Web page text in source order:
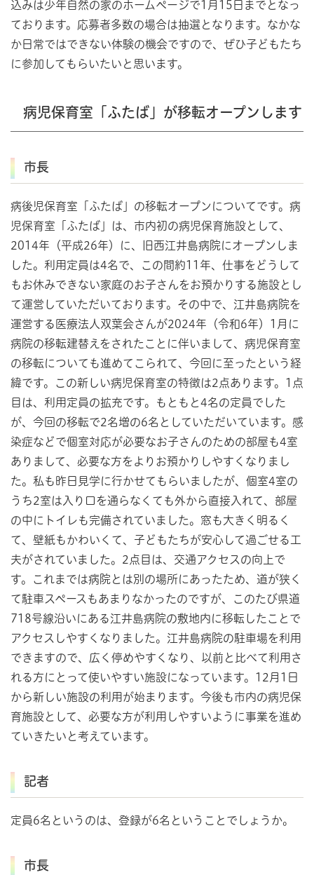
込みは少年自然の家のホームページで1月15日までとなっ
ております。応募者多数の場合は抽選となります。なかな
か日常ではできない体験の機会ですので、ぜひ子どもたち
に参加してもらいたいと思います。
病児保育室「ふたば」が移転オープンします
市長
病後児保育室「ふたば」の移転オープンについてです。病
児保育室「ふたば」は、市内初の病児保育施設として、
2014年（平成26年）に、旧西江井島病院にオープンしま
した。利用定員は4名で、この間約11年、仕事をどうして
もお休みできない家庭のお子さんをお預かりする施設とし
て運営していただいております。その中で、江井島病院を
運営する医療法人双葉会さんが2024年（令和6年）1月に
病院の移転建替えをされたことに伴いまして、病児保育室
の移転についても進めてこられて、今回に至ったという経
緯です。この新しい病児保育室の特徴は2点あります。1点
目は、利用定員の拡充です。もともと4名の定員でした
が、今回の移転で2名増の6名としていただいています。感
染症などで個室対応が必要なお子さんのための部屋も4室
ありまして、必要な方をよりお預かりしやすくなりまし
た。私も昨日見学に行かせてもらいましたが、個室4室の
うち2室は入り口を通らなくても外から直接入れて、部屋
の中にトイレも完備されていました。窓も大きく明るく
て、壁紙もかわいくて、子どもたちが安心して過ごせる工
夫がされていました。2点目は、交通アクセスの向上で
す。これまでは病院とは別の場所にあったため、道が狭く
て駐車スペースもあまりなかったのですが、このたび県道
718号線沿いにある江井島病院の敷地内に移転したことで
アクセスしやすくなりました。江井島病院の駐車場を利用
できますので、広く停めやすくなり、以前と比べて利用さ
れる方にとって使いやすい施設になっています。12月1日
から新しい施設の利用が始まります。今後も市内の病児保
育施設として、必要な方が利用しやすいように事業を進め
ていきたいと考えています。
記者
定員6名というのは、登録が6名ということでしょうか。
市長